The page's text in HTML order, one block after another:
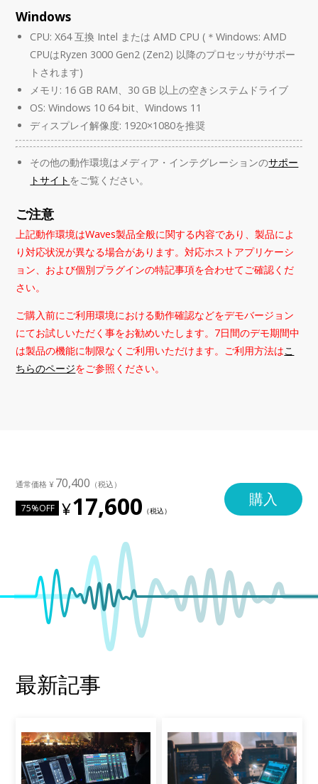
Windows
CPU: X64 互換 Intel または AMD CPU (＊Windows: AMD
CPUはRyzen 3000 Gen2 (Zen2) 以降のプロセッサがサポー
トされます)
メモリ: 16 GB RAM、30 GB 以上の空きシステムドライブ
OS: Windows 10 64 bit、Windows 11
ディスプレイ解像度: 1920×1080を推奨
その他の動作環境はメディア・インテグレーションのサポー
トサイト をご覧ください。
ご注意
上記動作環境はWaves製品全般に関する内容であり、製品によ
り対応状況が異なる場合があります。対応ホストアプリケーシ
ョン、および個別プラグインの特記事項を合わせてご確認くだ
さい。
ご購入前にご利用環境における動作確認などをデモバージョン
にてお試しいただく事をお勧めいたします。7日間のデモ期間中
は製品の機能に制限なくご利用いただけます。ご利用方法はこ
ちらのページをご参照ください。
70,400
75%OFF 17,600 購入
最新記事